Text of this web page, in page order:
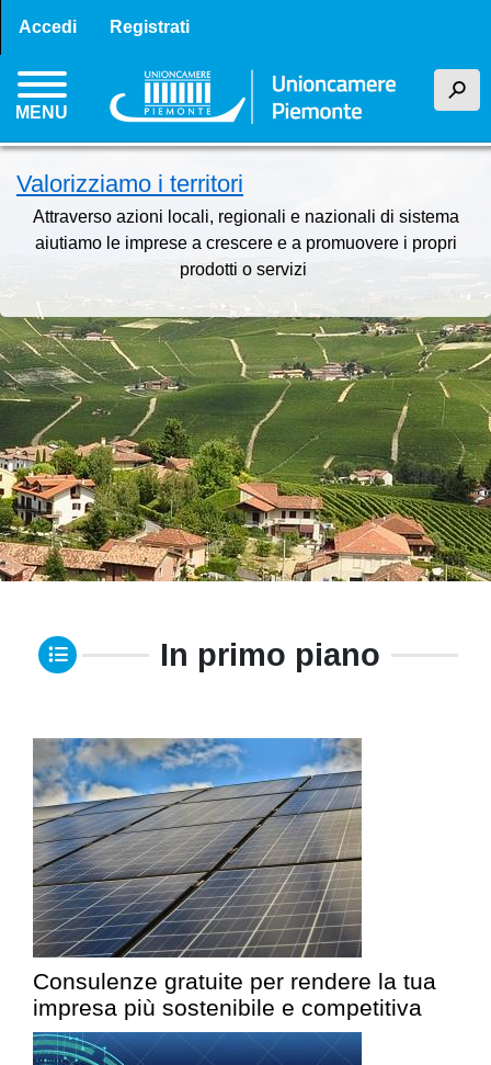
contenuto
principale
Menu profilo utente
Accedi Registrati
MENU
h
Valorizziamo i territori
Attraverso azioni locali, regionali e nazionali di sistema
aiutiamo le imprese a crescere e a promuovere i propri
prodotti o servizi
In primo piano
Consulenze gratuite per rendere la tua
impresa più sostenibile e competitiva